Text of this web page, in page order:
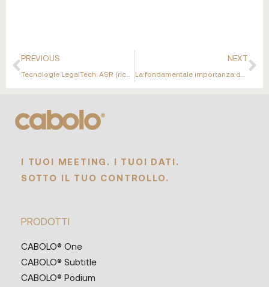
PREVIOUS NEXT
I TUOI MEETING. I TUOI DATI.
SOTTO IL TUO CONTROLLO.
PRODOTTI
CABOLO® One
CABOLO® Subtitle
CABOLO® Podium